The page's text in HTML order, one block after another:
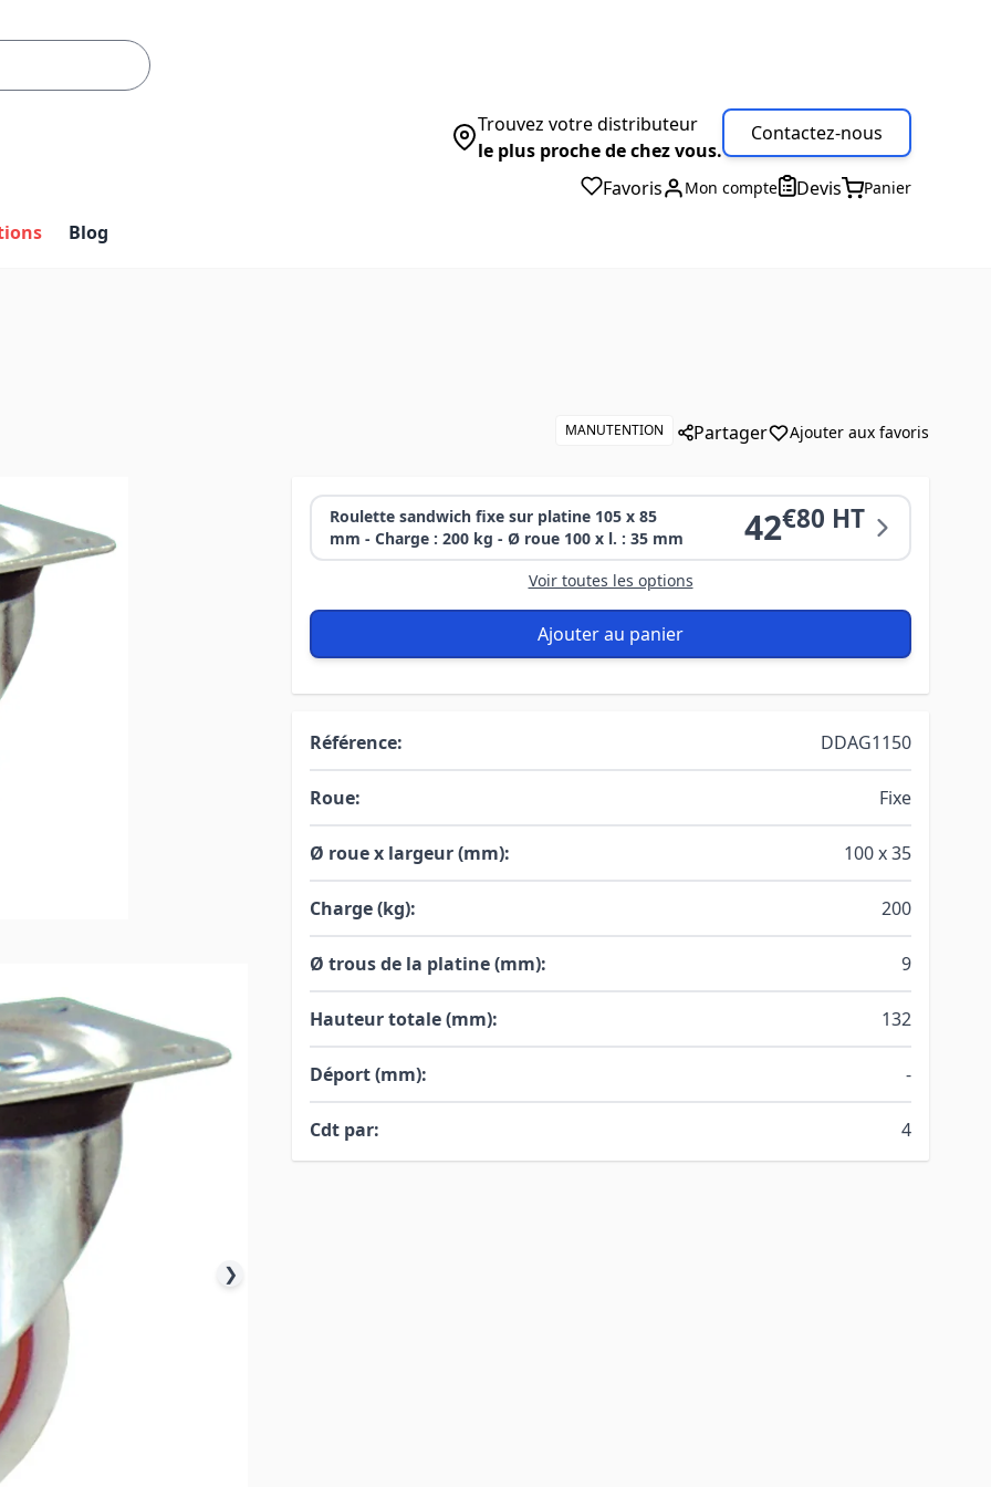
Trouvez votre distributeur
le plus proche de chez vous.
Contactez-nous
Favoris Mon compte Devis Panier
Blog
MANUTENTION Partager Ajouter aux favoris
Roulette sandwich fixe sur platine 105 x 85
mm - Charge : 200 kg - Ø roue 100 x l. : 35 mm
42€80 HT
Voir toutes les options
Ajouter au panier
Référence: DDAG1150
Roue: Fixe
Ø roue x largeur (mm): 100 x 35
Charge (kg): 200
Ø trous de la platine (mm): 9
Hauteur totale (mm): 132
Déport (mm): -
Cdt par: 4
❯